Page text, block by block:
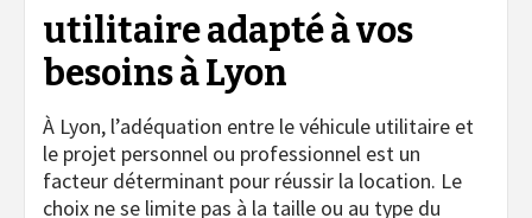
utilitaire adapté à vos
besoins à Lyon
À Lyon, l’adéquation entre le véhicule utilitaire et
le projet personnel ou professionnel est un
facteur déterminant pour réussir la location. Le
choix ne se limite pas à la taille ou au type du